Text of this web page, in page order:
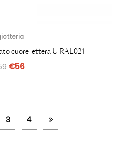
cuore lettera U RAL021
€56
3 4